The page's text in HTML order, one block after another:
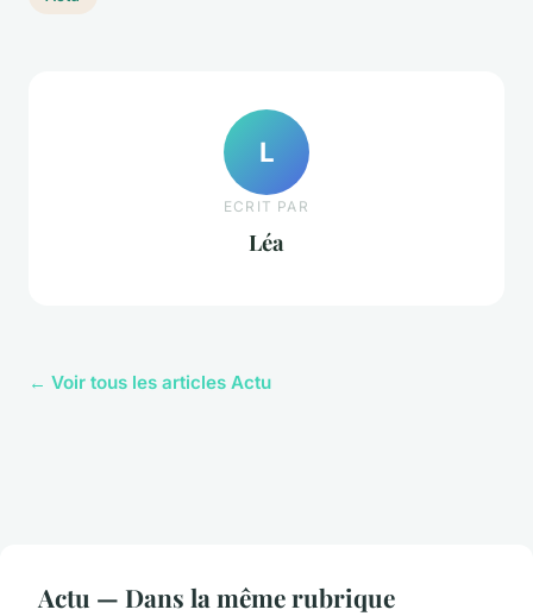
L
ECRIT PAR
Léa
← Voir tous les articles Actu
Actu — Dans la même rubrique